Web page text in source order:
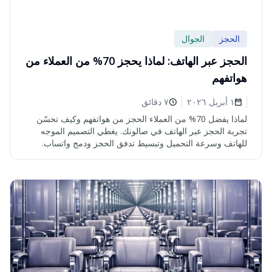
الحجز الجوال
الحجز عبر الهاتف: لماذا يحجز 70% من العملاء من
هواتفهم
١ أبريل ٢٠٢٦
٧ دقائق
لماذا يفضل 70% من العملاء الحجز من هواتفهم وكيف تحسّن
تجربة الحجز عبر الهاتف في صالونك. يغطي التصميم الموجه
للهاتف وسرعة التحميل وتبسيط تدفق الحجز ودمج واتساب.